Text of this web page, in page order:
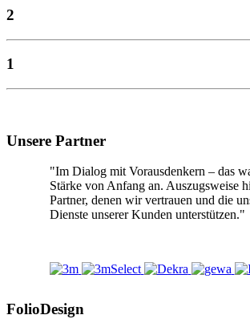
2
1
Unsere Partner
"Im Dialog mit Vorausdenkern – das
Stärke von Anfang an. Auszugsweise
Partner, denen wir vertrauen und die
Dienste unserer Kunden unterstützen."
FolioDesign